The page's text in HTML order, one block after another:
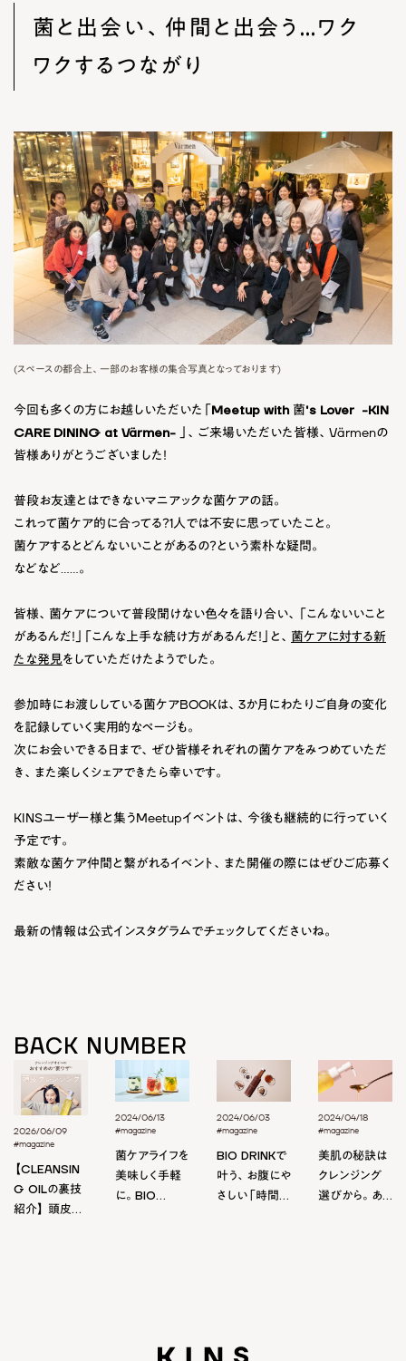
菌と出会い、仲間と出会う…ワク
ワクするつながり
(スペースの都合上、一部のお客様の集合写真となっております)
今回も多くの方にお越しいただいた「Meetup with 菌's Lover -KIN
CARE DINING at Värmen- 」、ご来場いただいた皆様、Värmenの
皆様ありがとうございました！
普段お友達とはできないマニアックな菌ケアの話。
これって菌ケア的に合ってる？1人では不安に思っていたこと。
菌ケアするとどんないいことがあるの？という素朴な疑問。
などなど……。
皆様、菌ケアについて普段聞けない色々を語り合い、「こんないいこと
があるんだ！」「こんな上手な続け方があるんだ！」と、 菌ケアに対する新
たな発見をしていただけたようでした。
参加時にお渡ししている菌ケアBOOKは、3か月にわたりご自身の変化
を記録していく実用的なページも。
次にお会いできる日まで、ぜひ皆様それぞれの菌ケアをみつめていただ
き、また楽しくシェアできたら幸いです。
KINSユーザー様と集うMeetupイベントは、今後も継続的に行っていく
予定です。
素敵な菌ケア仲間と繋がれるイベント、また開催の際にはぜひご応募く
ださい！
最新の情報は公式インスタグラムでチェックしてくださいね。
BACK NUMBER
2026/06/09
#magazine
【CLEANSIN
G OILの裏技
紹介】 頭皮ク
2024/06/13
#magazine
菌ケアライフを
美味しく手軽
に。BIO
2024/06/03
#magazine
BIO DRINKで
叶う、お腹にや
さしい「時間制
2024/04/18
#magazine
美肌の秘訣は
クレンジング
選びから。あ